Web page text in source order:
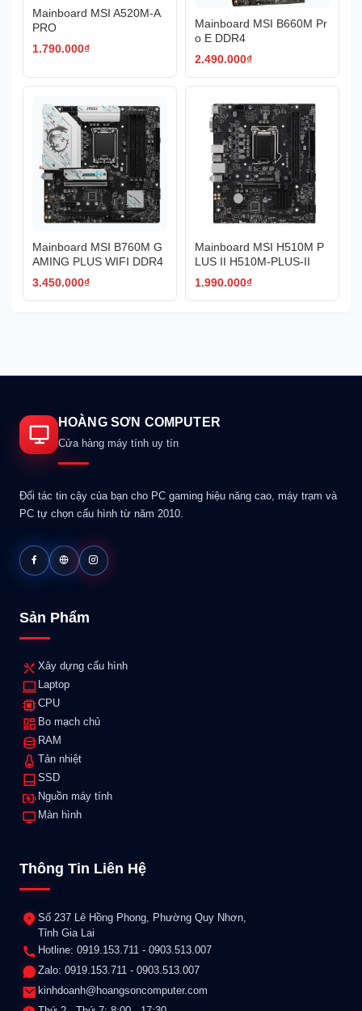
Mainboard MSI A520M-A
PRO
1.790.000₫
Mainboard MSI B660M Pr
o E DDR4
2.490.000₫
Mainboard MSI B760M G
AMING PLUS WIFI DDR4
3.450.000₫
Mainboard MSI H510M P
LUS II H510M-PLUS-II
1.990.000₫
HOÀNG SƠN COMPUTER
Cửa hàng máy tính uy tín
Đối tác tin cậy của bạn cho PC gaming hiệu năng cao, máy trạm và
PC tự chọn cấu hình từ năm 2010.
Sản Phẩm
Xây dựng cấu hình
Laptop
CPU
Bo mạch chủ
RAM
Tản nhiệt
SSD
Nguồn máy tính
Màn hình
Thông Tin Liên Hệ
Số 237 Lê Hồng Phong, Phường Quy Nhơn,
Tỉnh Gia Lai
Hotline: 0919.153.711 - 0903.513.007
Zalo: 0919.153.711 - 0903.513.007
kinhdoanh@hoangsoncomputer.com